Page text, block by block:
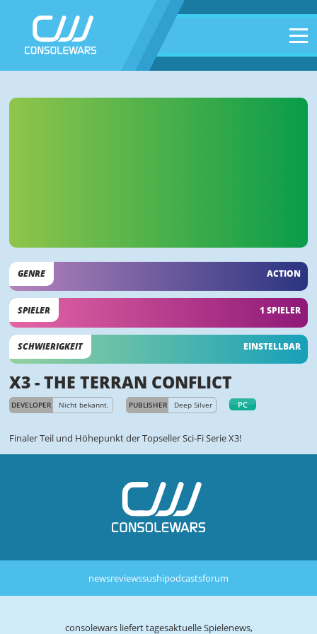
GENRE ACTION
SPIELER 1 SPIELER
SCHWIERIGKEIT EINSTELLBAR
X3 - THE TERRAN CONFLICT
DEVELOPER Nicht bekannt. PUBLISHER Deep Silver PC
Finaler Teil und Höhepunkt der Topseller Sci-Fi Serie X3!
newsreviewssushipodcastsforum
consolewars liefert tagesaktuelle Spielenews,